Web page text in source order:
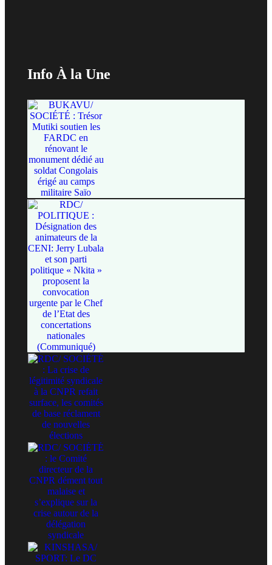
Info À la Une